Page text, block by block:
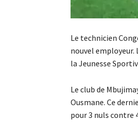
Le technicien
nouvel employeur.
la Jeunesse
Le club de
Ousmane. Ce
pour 3 nuls contre